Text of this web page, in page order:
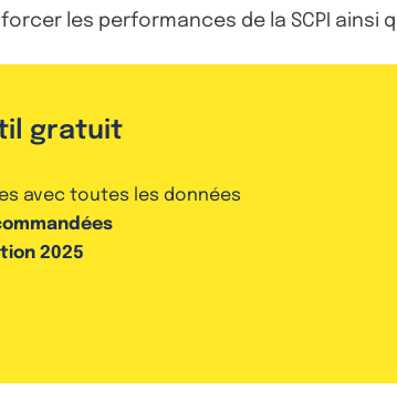
les performances de la SCPI
gratuit
avec toutes les données
2025